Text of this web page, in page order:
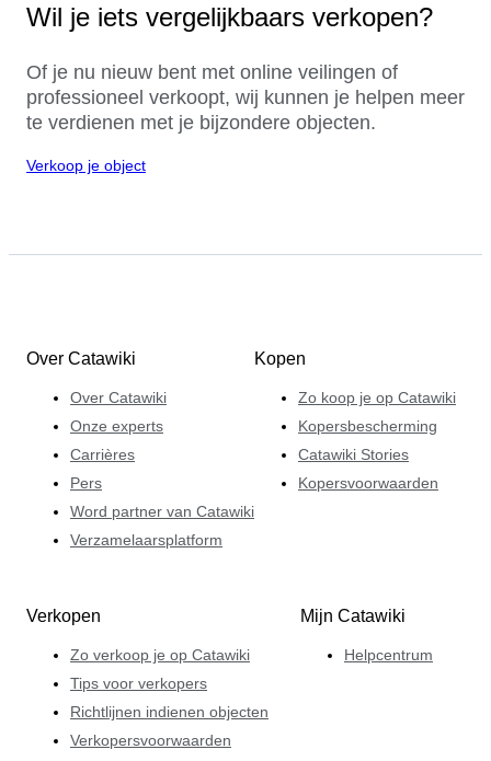
Wil je iets vergelijkbaars verkopen?
Of je nu nieuw bent met online veilingen of
professioneel verkoopt, wij kunnen je helpen meer
te verdienen met je bijzondere objecten.
Verkoop je object
Over Catawiki
Over Catawiki
Onze experts
Carrières
Pers
Word partner van Catawiki
Verzamelaarsplatform
Kopen
Zo koop je op Catawiki
Kopersbescherming
Catawiki Stories
Kopersvoorwaarden
Verkopen
Zo verkoop je op Catawiki
Tips voor verkopers
Richtlijnen indienen objecten
Verkopersvoorwaarden
Mijn Catawiki
Helpcentrum